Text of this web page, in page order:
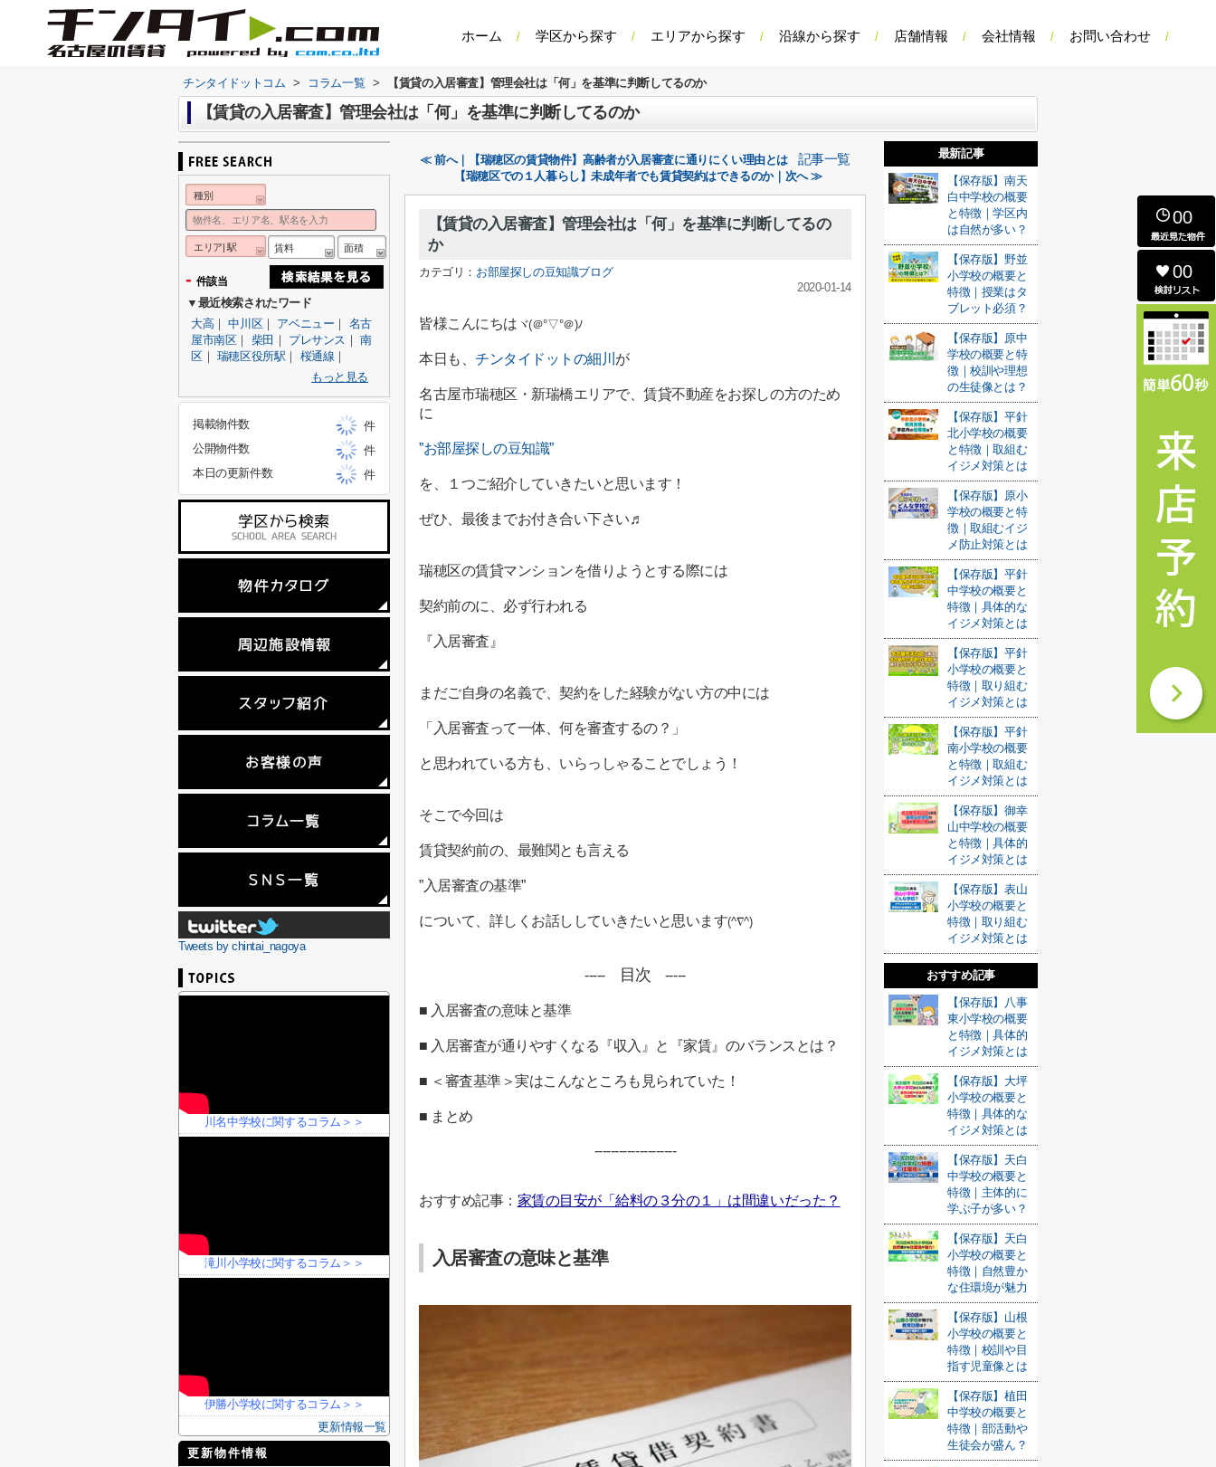
ホーム 学区から探す エリアから探す 沿線から探す 店舗情報 会社情報 お問い合わせ
チンタイドットコム > コラム一覧 > 【賃貸の入居審査】管理会社は「何」を基準に判断してるのか
【賃貸の入居審査】管理会社は「何」を基準に判断してるのか
≪ 前へ｜【瑞穂区の賃貸物件】高齢者が入居審査に通りにくい理由とは 記事一覧
【瑞穂区での１人暮らし】未成年者でも賃貸契約はできるのか｜次へ ≫
【賃貸の入居審査】管理会社は「何」を基準に判断してるの
か
カテゴリ： お部屋探しの豆知識ブログ
2020-01-14
皆様こんにちは ヾ(＠°▽°＠)ﾉ
本日も、チンタイドットの細川 が
名古屋市瑞穂区・新瑞橋エリアで、賃貸不動産をお探しの方のため
に
”お部屋探しの豆知識”
を、１つご紹介していきたいと思います！
ぜひ、最後までお付き合い下さい♬
瑞穂区の賃貸マンションを借りようとする際には
契約前のに、必ず行われる
『入居審査』
まだご自身の名義で、契約をした経験がない方の中には
「入居審査って一体、何を審査するの？」
と思われている方も、いらっしゃることでしょう！
そこで今回は
賃貸契約前の、最難関とも言える
”入居審査の基準”
について、詳しくお話ししていきたいと思います(^∇^)
----- 目次 -----
■ 入居審査の意味と基準
■ 入居審査が通りやすくなる『収入』と『家賃』のバランスとは？
■ ＜審査基準＞実はこんなところも見られていた！
■ まとめ
--------------------
おすすめ記事： 家賃の目安が「給料の３分の１」は間違いだった？
入居審査の意味と基準
最新記事
【保存版】南天
白中学校の概要
と特徴｜学区内
は自然が多い？
【保存版】野並
小学校の概要と
特徴｜授業はタ
ブレット必須？
【保存版】原中
学校の概要と特
徴｜校訓や理想
の生徒像とは？
【保存版】平針
北小学校の概要
と特徴｜取組む
イジメ対策とは
【保存版】原小
学校の概要と特
徴｜取組むイジ
メ防止対策とは
【保存版】平針
中学校の概要と
特徴｜具体的な
イジメ対策とは
【保存版】平針
小学校の概要と
特徴｜取り組む
イジメ対策とは
【保存版】平針
南小学校の概要
と特徴｜取組む
イジメ対策とは
【保存版】御幸
山中学校の概要
と特徴｜具体的
イジメ対策とは
【保存版】表山
小学校の概要と
特徴｜取り組む
イジメ対策とは
おすすめ記事
【保存版】八事
東小学校の概要
と特徴｜具体的
イジメ対策とは
【保存版】大坪
小学校の概要と
特徴｜具体的な
イジメ対策とは
【保存版】天白
中学校の概要と
特徴｜主体的に
学ぶ子が多い？
【保存版】天白
小学校の概要と
特徴｜自然豊か
な住環境が魅力
【保存版】山根
小学校の概要と
特徴｜校訓や目
指す児童像とは
【保存版】植田
中学校の概要と
特徴｜部活動や
生徒会が盛ん？
種別
エリア| 駅 賃料 面積
- 件該当
▼最近検索されたワード
大高｜中川区｜ アベニュー ｜ 名古
屋市南区｜ 柴田 ｜ プレサンス ｜南
区｜ 瑞穂区役所駅 ｜ 桜通線 ｜
もっと見る
掲載物件数
件
公開物件数
件
本日の更新件数
件
Tweets by chintai_nagoya
川名中学校に関するコラム＞＞
滝川小学校に関するコラム＞＞
伊勝小学校に関するコラム＞＞
更新情報一覧
更新物件情報
00
00